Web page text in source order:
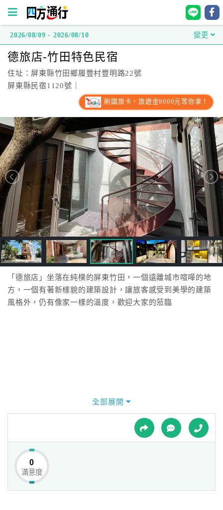
方
通
行
台
灣
訂
房
直
接
跟
飯
店
訂
房
HOT
球
網
2026/08/09 - 2026/08/10 變更
德旅店-竹田特色民宿
住址：屏東縣竹田鄉履豐村豐明路22號
屏東縣民宿1120號｜
刷國旅卡，旅遊金8000元等你拿！
「德旅店」坐落在純樸的屏東竹田，一個遠離城市喧嘩的地
方，一個有著新樣貌的建築設計，讓旅客感受到美學的建築
風格外，仍有像家一樣的溫度，歡迎大家的蒞臨
全部展開
0
滿意度